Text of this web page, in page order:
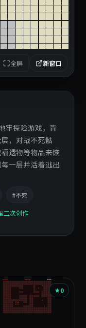
全屏 新窗口
牢探险游戏，背
，对战不死骷
遗物等物品来恢
一层并活着逃出
#不死
二次创作
0